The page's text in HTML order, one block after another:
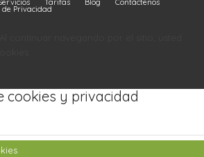
Tarifas Blog Contáctenos
de Privacidad
cookies y privacidad